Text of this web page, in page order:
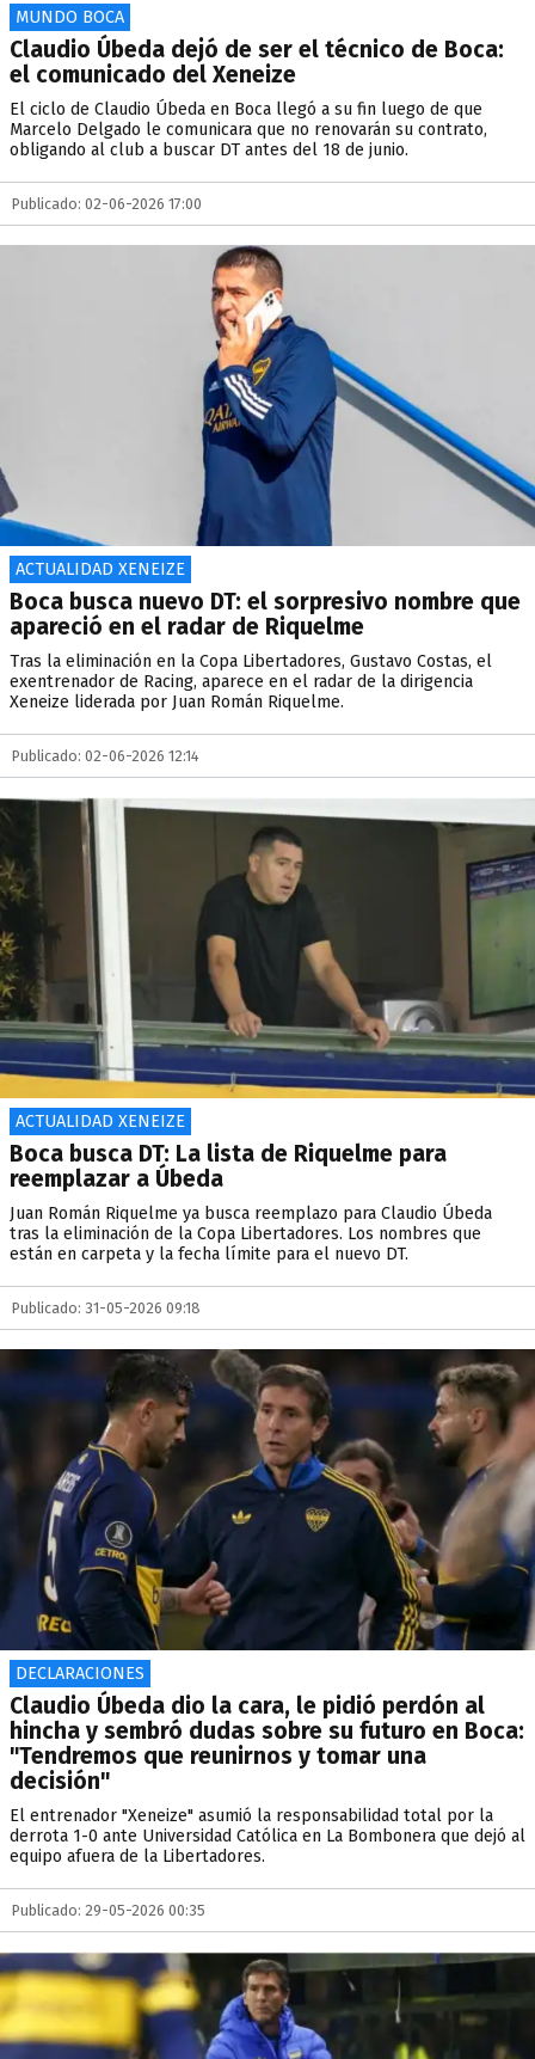
MUNDO BOCA
Claudio Úbeda dejó de ser el técnico de Boca:
el comunicado del Xeneize
El ciclo de Claudio Úbeda en Boca llegó a su fin luego de que
Marcelo Delgado le comunicara que no renovarán su contrato,
obligando al club a buscar DT antes del 18 de junio.
Publicado: 02-06-2026 17:00
ACTUALIDAD XENEIZE
Boca busca nuevo DT: el sorpresivo nombre que
apareció en el radar de Riquelme
Tras la eliminación en la Copa Libertadores, Gustavo Costas, el
exentrenador de Racing, aparece en el radar de la dirigencia
Xeneize liderada por Juan Román Riquelme.
Publicado: 02-06-2026 12:14
ACTUALIDAD XENEIZE
Boca busca DT: La lista de Riquelme para
reemplazar a Úbeda
Juan Román Riquelme ya busca reemplazo para Claudio Úbeda
tras la eliminación de la Copa Libertadores. Los nombres que
están en carpeta y la fecha límite para el nuevo DT.
Publicado: 31-05-2026 09:18
DECLARACIONES
Claudio Úbeda dio la cara, le pidió perdón al
hincha y sembró dudas sobre su futuro en Boca:
"Tendremos que reunirnos y tomar una
decisión"
El entrenador "Xeneize" asumió la responsabilidad total por la
derrota 1-0 ante Universidad Católica en La Bombonera que dejó al
equipo afuera de la Libertadores.
Publicado: 29-05-2026 00:35